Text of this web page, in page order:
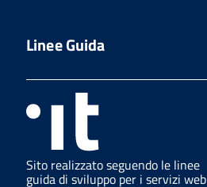
Linee Guida
Sito realizzato seguendo le linee
guida di sviluppo per i servizi web